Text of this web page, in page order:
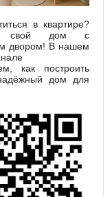
в квартире?
свой дом с
двором! В нашем
как построить
дом для